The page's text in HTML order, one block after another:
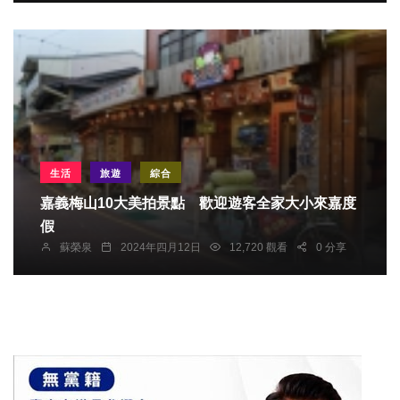
生活 旅遊 綜合
嘉義梅山10大美拍景點 歡迎遊客全家大小來嘉度
假
蘇榮泉 2024年四月12日 12,720 觀看 0 分享